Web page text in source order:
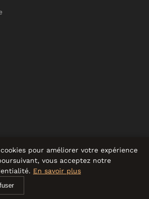
Valreas. Tous droits réservés.
pour améliorer votre expérience
vous acceptez notre
En savoir plus